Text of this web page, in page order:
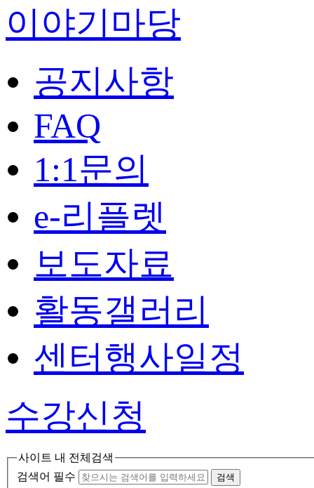
이야기마당
공지사항
FAQ
1:1문의
e-리플렛
보도자료
활동갤러리
센터행사일정
수강신청
사이트 내 전체검색
검색어 필수
검색